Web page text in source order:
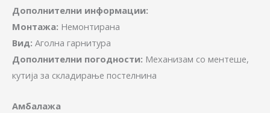
Дополнителни информации:
Монтажа: Немонтирана
Вид: Аголна гарнитура
Дополнителни погодности: Mеханизам со ментеше,
кутија за складирање постелнина
Амбалажа